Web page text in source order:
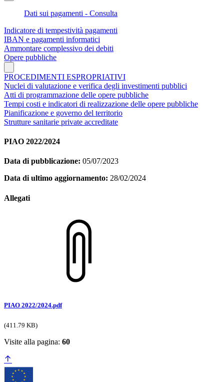
Dati sui pagamenti - Consulta
Indicatore di tempestività pagamenti
IBAN e pagamenti informatici
Ammontare complessivo dei debiti
Opere pubbliche
PROCEDIMENTI ESPROPRIATIVI
Nuclei di valutazione e verifica degli investimenti pubblici
Atti di programmazione delle opere pubbliche
Tempi costi e indicatori di realizzazione delle opere pubbliche
Pianificazione e governo del territorio
Strutture sanitarie private accreditate
PIAO 2022/2024
Data di pubblicazione: 05/07/2023
Data di ultimo aggiornamento: 28/02/2024
Allegati
PIAO 2022/2024.pdf
(411.79 KB)
Visite alla pagina: 60